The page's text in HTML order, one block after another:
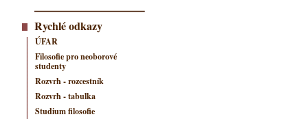
Rychlé odkazy
ÚFAR
Filosofie pro neoborové
studenty
Rozvrh - rozcestník
Rozvrh - tabulka
Studium filosofie